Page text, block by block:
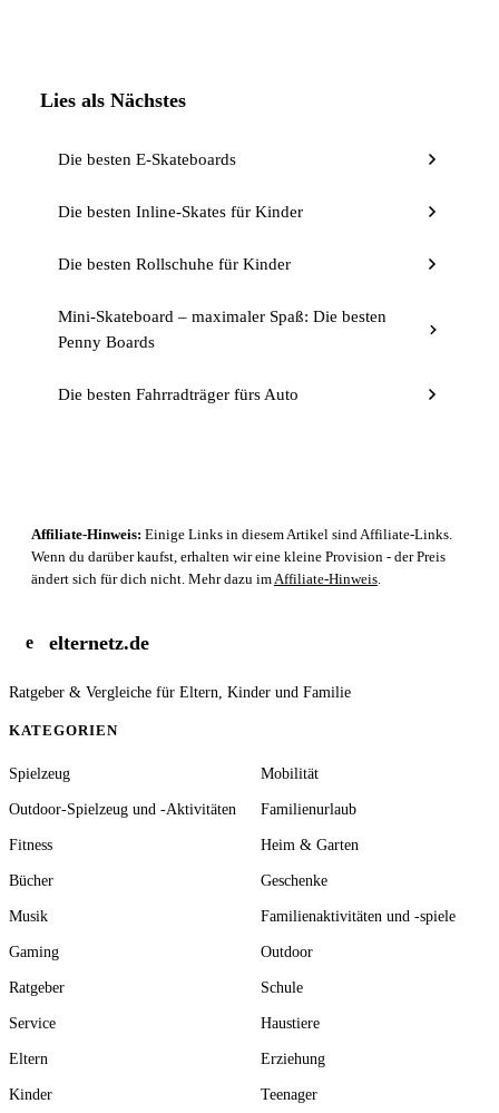
Lies als Nächstes
Die besten E-Skateboards
Die besten Inline-Skates für Kinder
Die besten Rollschuhe für Kinder
Mini-Skateboard – maximaler Spaß: Die besten
Penny Boards
Die besten Fahrradträger fürs Auto
Affiliate-Hinweis: Einige Links in diesem Artikel sind Affiliate-Links.
Wenn du darüber kaufst, erhalten wir eine kleine Provision - der Preis
ändert sich für dich nicht. Mehr dazu im Affiliate-Hinweis
e elternetz.de
Ratgeber & Vergleiche für Eltern, Kinder und Familie
KATEGORIEN
Spielzeug Mobilität
Outdoor-Spielzeug und -Aktivitäten Familienurlaub
Fitness Heim & Garten
Bücher Geschenke
Musik Familienaktivitäten und -spiele
Gaming Outdoor
Ratgeber Schule
Service Haustiere
Eltern Erziehung
Kinder Teenager